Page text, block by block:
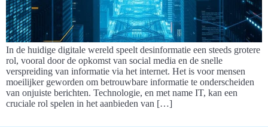
In de huidige digitale wereld speelt desinformatie een steeds grotere
rol, vooral door de opkomst van social media en de snelle
verspreiding van informatie via het internet. Het is voor mensen
moeilijker geworden om betrouwbare informatie te onderscheiden
van onjuiste berichten. Technologie, en met name IT, kan een
cruciale rol spelen in het aanbieden van […]